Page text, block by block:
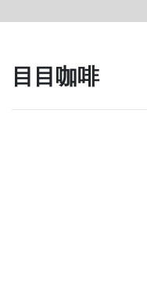
目目咖啡